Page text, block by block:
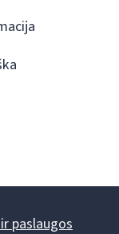
paslaugos